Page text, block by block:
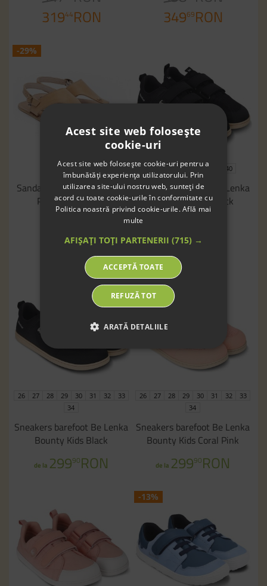
31944RON
34969RON
-29%
36 37
Sandale Barefoot Be Lenka
Promenade Sand
34969RON
35 36 37 38 40
Sneakers barefoot Be Lenka
Bounty Junior Black
26 27 28 29 30 31 32
33
34
Sneakers barefoot Be Lenka
Bounty Kids Black
de la 29990RON
26 27 28 29 30 31 32
33
34
Sneakers barefoot Be Lenka
Bounty Kids Coral Pink
de la 29990RON
-13%
Acest site web folosește
cookie-uri
Acest site web folosește cookie-uri pentru a
îmbunătăți experiența utilizatorului. Prin
utilizarea site-ului nostru web, sunteți de
acord cu toate cookie-urile în conformitate cu
Politica noastră privind cookie-urile.Află mai
multe
AFIȘAȚI TOȚI PARTENERII (715) →
ACCEPTĂ TOATE
REFUZĂ TOT
ARATĂ DETALIILE